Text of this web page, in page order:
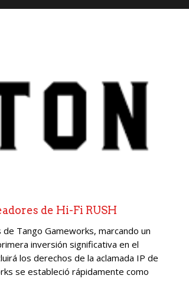
de Hi-Fi RUSH
Tango Gameworks, marcando un
inversión significativa en el
los derechos de la aclamada IP de
se estableció rápidamente como